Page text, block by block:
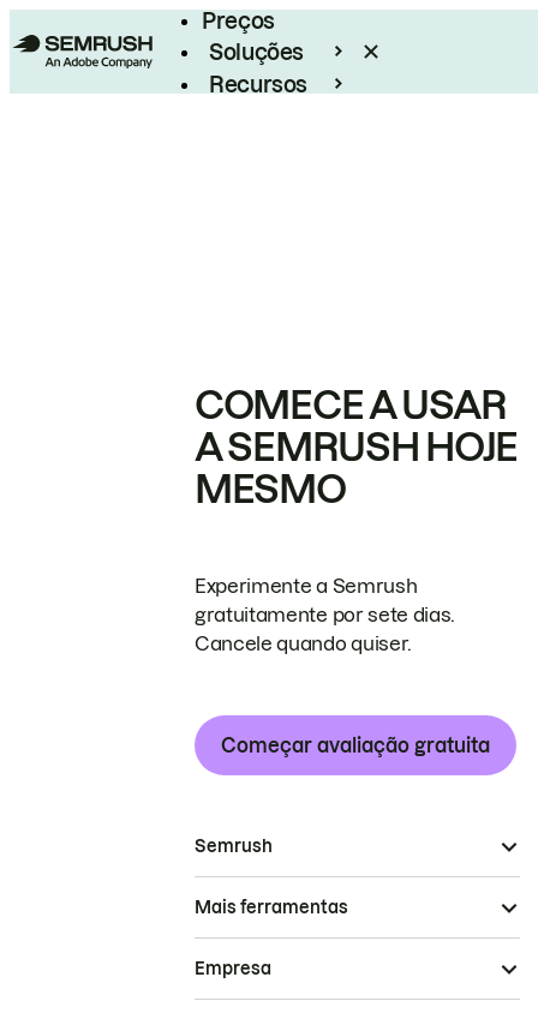
Preços
Soluções
Recursos
COMECE A USAR
A SEMRUSH HOJE
MESMO
Experimente a Semrush
gratuitamente por sete dias.
Cancele quando quiser.
Começar avaliação gratuita
Semrush
Mais ferramentas
Empresa